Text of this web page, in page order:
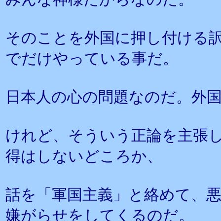
そのことを外国に押し付ける
でだけやっている事だ。
日本人の心の問題なのだ。外
けれど、そういう正論を主張
得はしないどころか、
話を「軍国主義」と絡めて、
嫌がらせをしてくるのだ。